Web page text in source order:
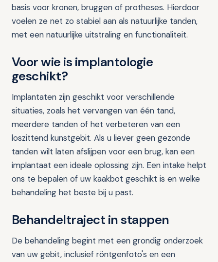
basis voor kronen, bruggen of protheses. Hierdoor
voelen ze net zo stabiel aan als natuurlijke tanden,
met een natuurlijke uitstraling en functionaliteit.
Voor wie is implantologie
geschikt?
Implantaten zijn geschikt voor verschillende
situaties, zoals het vervangen van één tand,
meerdere tanden of het verbeteren van een
loszittend kunstgebit. Als u liever geen gezonde
tanden wilt laten afslijpen voor een brug, kan een
implantaat een ideale oplossing zijn. Een intake helpt
ons te bepalen of uw kaakbot geschikt is en welke
behandeling het beste bij u past.
Behandeltraject in stappen
De behandeling begint met een grondig onderzoek
van uw gebit, inclusief röntgenfoto's en een